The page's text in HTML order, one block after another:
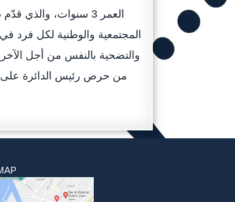
العمر 3 سنوات،
المجتمعية والوطنية لكل فرد
والتضحية بالنفس من أجل
من حرص رئيس الدائرة على